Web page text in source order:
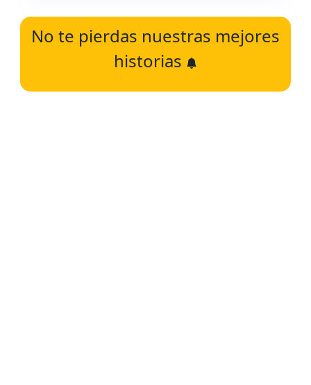
No te pierdas nuestras mejores
historias